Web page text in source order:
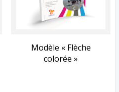
Modèle « Flèche
colorée »